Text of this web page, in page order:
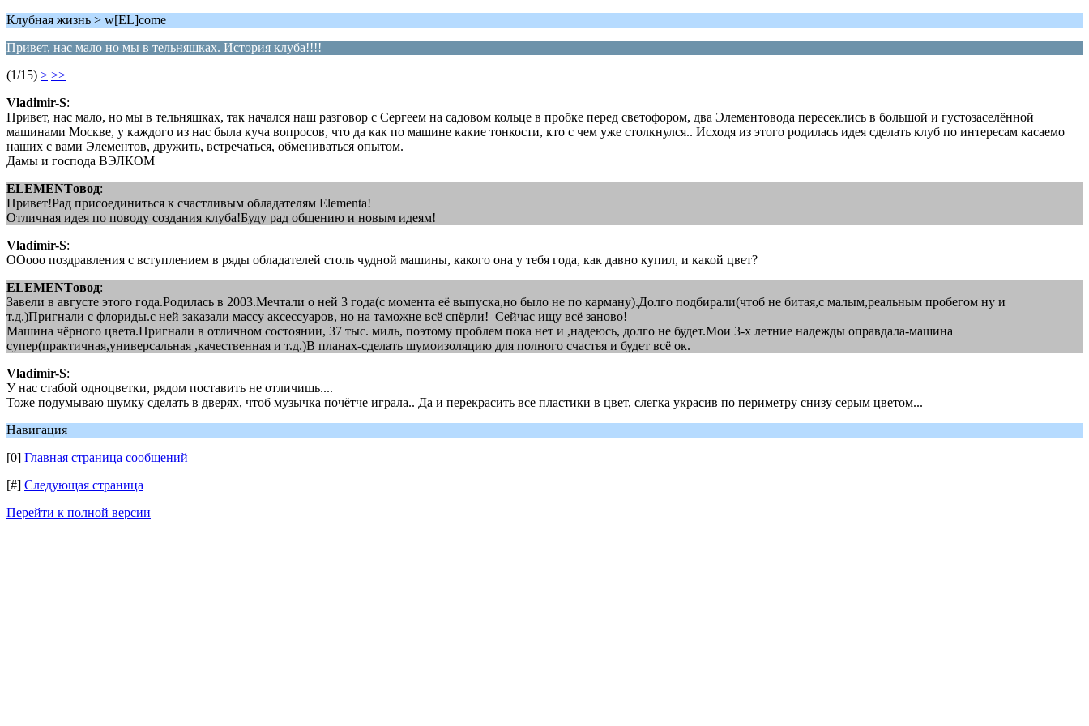
Клубная жизнь > w[EL]come
Привет, нас мало но мы в тельняшках. История клуба!!!!
(1/15) > >>
Vladimir-S:
Привет, нас мало, но мы в тельняшках, так начался наш разговор с Сергеем на садовом кольце в пробке перед светофором, два Элементовода пересеклись в большой и густозаселённой
машинами Москве, у каждого из нас была куча вопросов, что да как по машине какие тонкости, кто с чем уже столкнулся.. Исходя из этого родилась идея сделать клуб по интересам касаемо
наших с вами Элементов, дружить, встречаться, обмениваться опытом.
Дамы и господа ВЭЛКОМ
ELEMENTовод:
Привет!Рад присоединиться к счастливым обладателям Elementа!
Отличная идея по поводу создания клуба!Буду рад общению и новым идеям!
Vladimir-S:
ООооо поздравления с вступлением в ряды обладателей столь чудной машины, какого она у тебя года, как давно купил, и какой цвет?
ELEMENTовод:
Завели в августе этого года.Родилась в 2003.Мечтали о ней 3 года(с момента её выпуска,но было не по карману).Долго подбирали(чтоб не битая,с малым,реальным пробегом ну и
т.д.)Пригнали с флориды.с ней заказали массу аксессуаров, но на таможне всё спёрли! Сейчас ищу всё заново!
Машина чёрного цвета.Пригнали в отличном состоянии, 37 тыс. миль, поэтому проблем пока нет и ,надеюсь, долго не будет.Мои 3-х летние надежды оправдала-машина
супер(практичная,универсальная ,качественная и т.д.)В планах-сделать шумоизоляцию для полного счастья и будет всё ок.
Vladimir-S:
У нас стабой одноцветки, рядом поставить не отличишь....
Тоже подумываю шумку сделать в дверях, чтоб музычка почётче играла.. Да и перекрасить все пластики в цвет, слегка украсив по периметру снизу серым цветом...
Навигация
[0] Главная страница сообщений
[#] Следующая страница
Перейти к полной версии